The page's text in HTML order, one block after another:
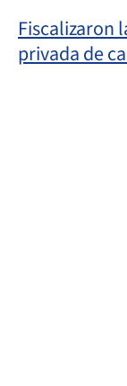
Fiscalizaron
privada de